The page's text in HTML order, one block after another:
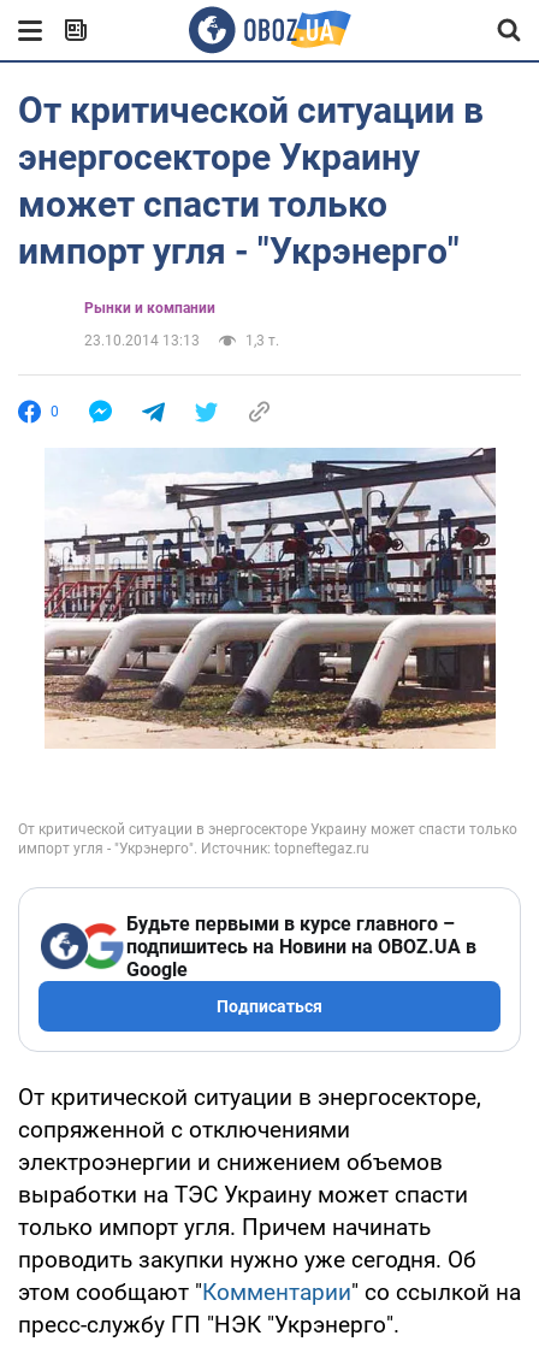
От критической ситуации в
энергосекторе Украину
может спасти только
импорт угля - "Укрэнерго"
Рынки и компании
23.10.2014 13:13
1,3 т.
0
Будьте первыми в курсе главного –
подпишитесь на Новини на OBOZ.UA в
Google
Подписаться
От критической ситуации в энергосекторе,
сопряженной с отключениями
электроэнергии и снижением объемов
выработки на ТЭС Украину может спасти
только импорт угля. Причем начинать
проводить закупки нужно уже сегодня. Об
этом сообщают "Комментарии" со ссылкой на
пресс-службу ГП "НЭК "Укрэнерго".